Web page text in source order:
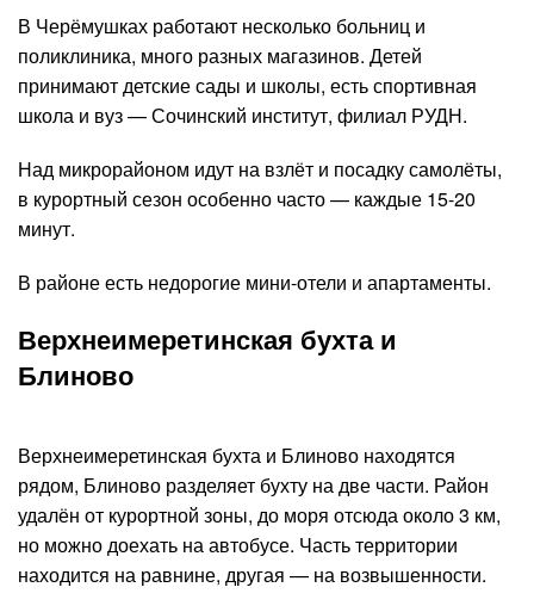
В Черёмушках работают несколько больниц и
поликлиника, много разных магазинов. Детей
принимают детские сады и школы, есть спортивная
школа и вуз — Сочинский институт, филиал РУДН.
Над микрорайоном идут на взлёт и посадку самолёты,
в курортный сезон особенно часто — каждые 15-20
минут.
В районе есть недорогие мини-отели и апартаменты.
Верхнеимеретинская бухта и
Блиново
Верхнеимеретинская бухта и Блиново находятся
рядом, Блиново разделяет бухту на две части. Район
удалён от курортной зоны, до моря отсюда около 3 км,
но можно доехать на автобусе. Часть территории
находится на равнине, другая — на возвышенности.